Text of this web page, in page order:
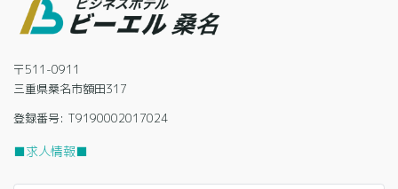
〒511-0911
三重県桑名市額田317
登録番号: T9190002017024
■求人情報■